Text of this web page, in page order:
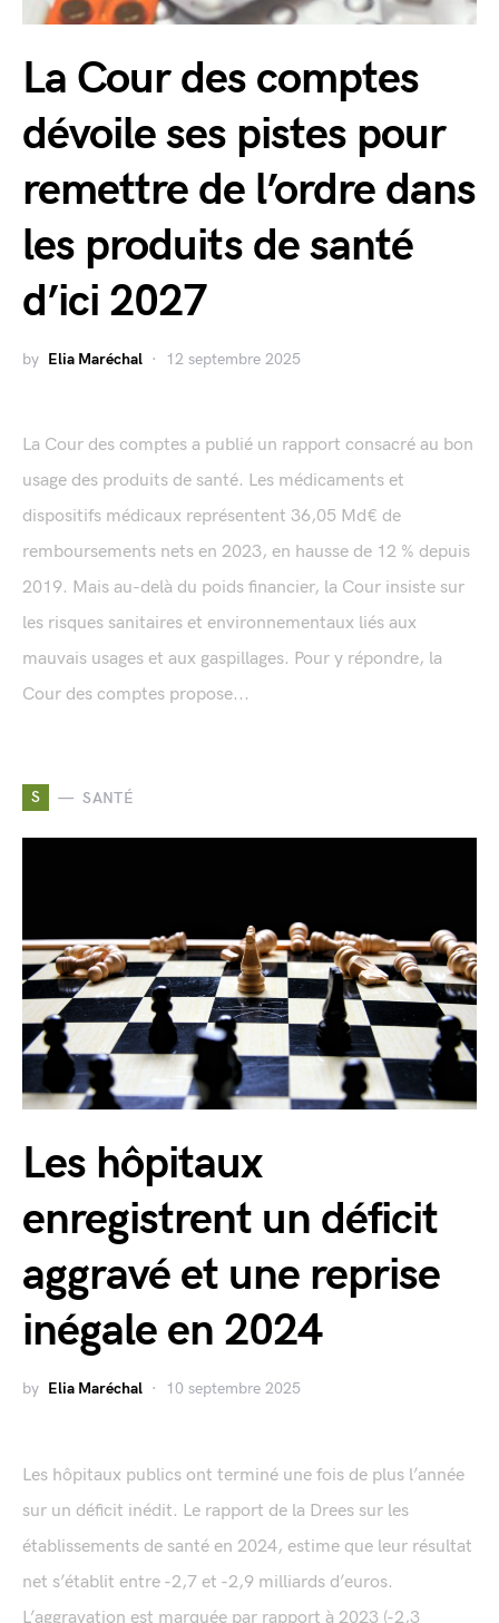
La Cour des comptes
dévoile ses pistes pour
remettre de l’ordre dans
les produits de santé
d’ici 2027
by Elia Maréchal 12 septembre 2025
La Cour des comptes a publié un rapport consacré au bon
usage des produits de santé. Les médicaments et
dispositifs médicaux représentent 36,05 Md€ de
remboursements nets en 2023, en hausse de 12 % depuis
2019. Mais au-delà du poids financier, la Cour insiste sur
les risques sanitaires et environnementaux liés aux
mauvais usages et aux gaspillages. Pour y répondre, la
Cour des comptes propose...
S SANTÉ
Les hôpitaux
enregistrent un déficit
aggravé et une reprise
inégale en 2024
by Elia Maréchal 10 septembre 2025
Les hôpitaux publics ont terminé une fois de plus l’année
sur un déficit inédit. Le rapport de la Drees sur les
établissements de santé en 2024, estime que leur résultat
net s’établit entre -2,7 et -2,9 milliards d’euros.
L’aggravation est marquée par rapport à 2023 (-2,3